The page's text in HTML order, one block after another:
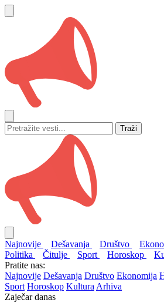
Traži
Najnovije Dešavanja Društvo
Politika
Čitulje Sport Horoskop
Pratite nas:
Najnovije Dešavanja Društvo Ekonomija
Sport Horoskop Kultura Arhiva
Zaječar danas